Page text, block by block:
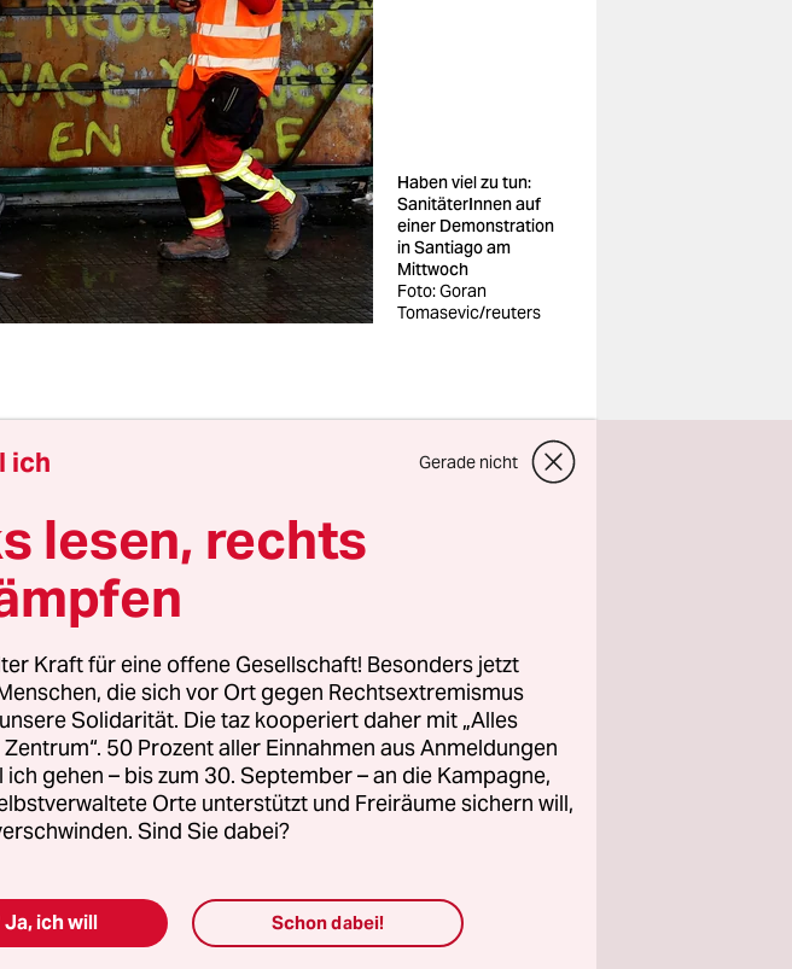
Haben viel zu tun:
SanitäterInnen auf
einer Demonstration
in Santiago am
Mittwoch
Foto: Goran
Tomasevic/reuters
die Bevölkerung in einem
Bei einer
ob diese von einem
und anderen
neuen
soll. Die Wahl des Konvents
Auf diesen Kompromiss
Parteien in der Nacht auf
Senatspräsident Jaime
ich Gerade nicht
lesen, rechts
Kraft für eine offene Gesellschaft! Besonders jetzt
die sich vor Ort gegen Rechtsextremismus
Solidarität. Die taz kooperiert daher mit „Alles
50 Prozent aller Einnahmen aus Anmeldungen
ich gehen – bis zum 30. September – an die Kampagne,
Orte unterstützt und Freiräume sichern will,
Sind Sie dabei?
Ja, ich will Schon dabei!